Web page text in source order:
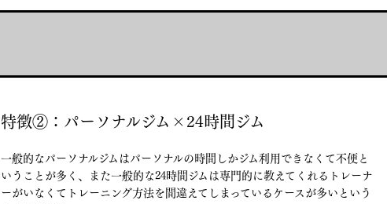
特徴②：パーソナルジム×24時間ジム
一般的なパーソナルジムはパーソナルの時間しかジム利用できなくて不便と
いうことが多く、また一般的な24時間ジムは専門的に教えてくれるトレーナ
ーがいなくてトレーニング方法を間違えてしまっているケースが多いという